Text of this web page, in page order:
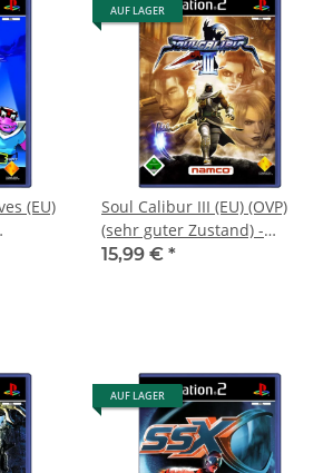
(EU)
AUF LAGER
Soul Calibur III (EU) (OVP)
(sehr guter Zustand) -
PlayStation 2 (PS2)
15,99 € *
AUF LAGER